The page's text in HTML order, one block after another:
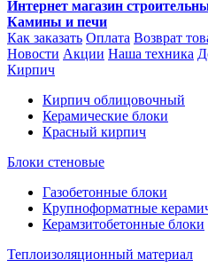
Интернет магазин
Камины и печи
Как заказать Оплата Возврат
Новости Акции Наша техника
Кирпич
Кирпич облицовочный
Керамические блоки
Красный кирпич
Блоки стеновые
Газобетонные блоки
Крупноформатные
Керамзитобетонные блоки
Теплоизоляционный материал